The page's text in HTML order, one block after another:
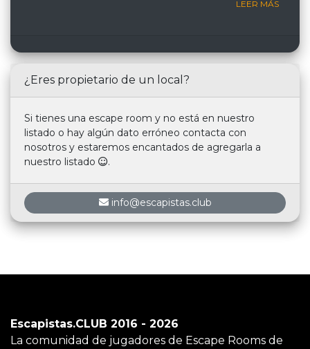
LEER MÁS
¿Eres propietario de un local?
Si tienes una escape room y no está en nuestro
listado o hay algún dato erróneo contacta con
nosotros y estaremos encantados de agregarla a
nuestro listado
.
info@escapistas.club
Escapistas.CLUB 2016 - 2026
La comunidad de jugadores de Escape Rooms de